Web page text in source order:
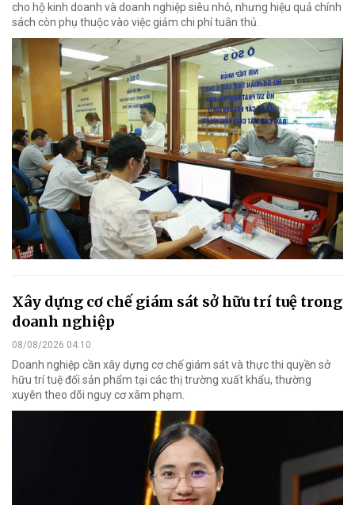
cho hộ kinh doanh và doanh nghiệp siêu nhỏ, nhưng hiệu quả chính
sách còn phụ thuộc vào việc giảm chi phí tuân thủ.
Xây dựng cơ chế giám sát sở hữu trí tuệ trong
doanh nghiệp
08/08/2026 04:10
Doanh nghiệp cần xây dựng cơ chế giám sát và thực thi quyền sở
hữu trí tuệ đối sản phẩm tại các thị trường xuất khẩu, thường
xuyên theo dõi nguy cơ xâm phạm.